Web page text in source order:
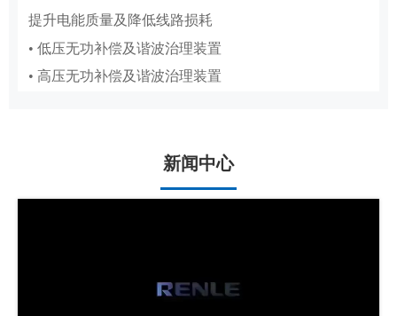
提升电能质量及降低线路损耗
• 低压无功补偿及谐波治理装置
• 高压无功补偿及谐波治理装置
节能改造
新闻中心